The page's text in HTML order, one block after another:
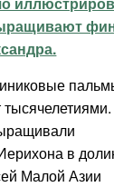
в
Малой Азии